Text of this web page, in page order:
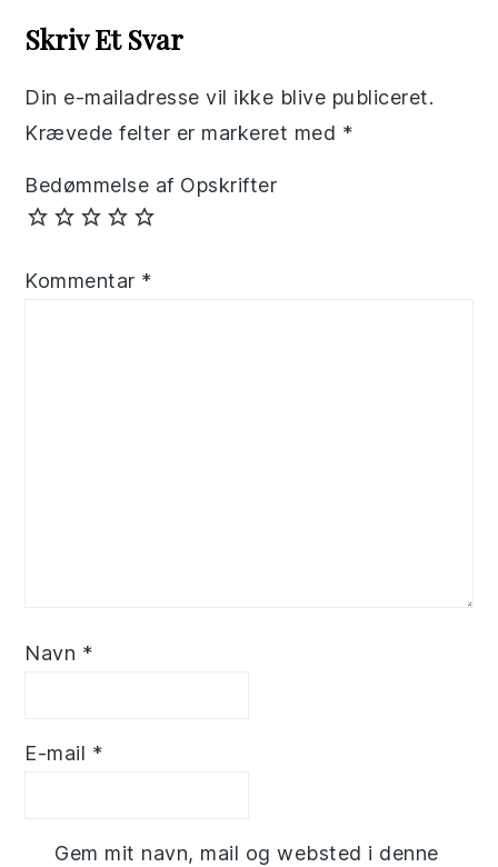
Interactions
Skriv Et Svar
Din e-mailadresse vil ikke blive publiceret.
Krævede felter er markeret med *
Bedømmelse af Opskrifter
Kommentar *
Navn *
E-mail *
Gem mit navn, mail og websted i denne